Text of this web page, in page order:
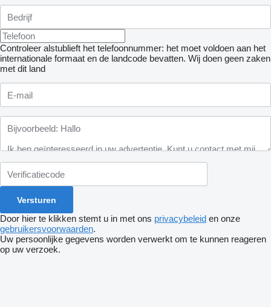
Controleer alstublieft het telefoonnummer: het moet voldoen aan het
internationale formaat en de landcode bevatten. Wij doen geen zaken
met dit land
Door hier te klikken stemt u in met ons privacybeleid en onze
gebruikersvoorwaarden.
Uw persoonlijke gegevens worden verwerkt om te kunnen reageren
op uw verzoek.